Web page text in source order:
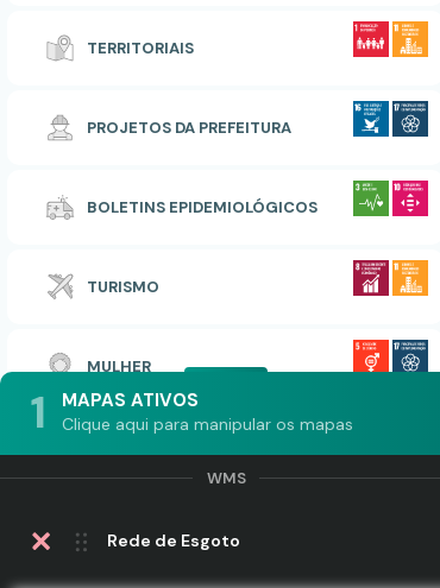
TERRITORIAIS
PROJETOS DA PREFEITURA
BOLETINS EPIDEMIOLÓGICOS
TURISMO
MULHER
1 MAPAS ATIVOS
Clique aqui para manipular os mapas
Rede de Esgoto